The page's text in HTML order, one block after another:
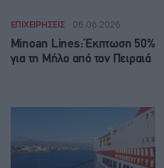
ΕΠΙΧΕΙΡΗΣΕΙΣ 06.08.2026
Minoan Lines: Έκπτωση 50%
για τη Μήλο από τον Πειραιά